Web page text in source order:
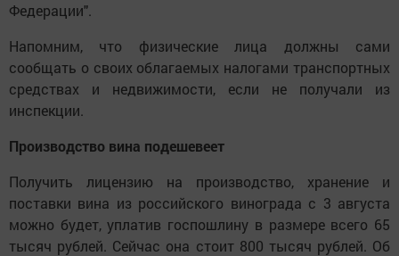
Федерации".
Напомним, что физические лица должны сами
сообщать о своих облагаемых налогами транспортных
средствах и недвижимости, если не получали из
инспекции.
Производство вина подешевеет
Получить лицензию на производство, хранение и
поставки вина из российского винограда с 3 августа
можно будет, уплатив госпошлину в размере всего 65
тысяч рублей. Сейчас она стоит 800 тысяч рублей. Об